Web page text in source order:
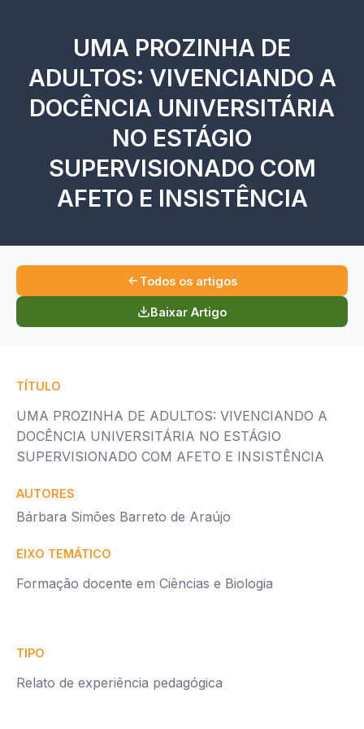
UMA PROZINHA DE
ADULTOS: VIVENCIANDO A
DOCÊNCIA UNIVERSITÁRIA
NO ESTÁGIO
SUPERVISIONADO COM
AFETO E INSISTÊNCIA
Todos os artigos
Baixar Artigo
TÍTULO
UMA PROZINHA DE ADULTOS: VIVENCIANDO A
DOCÊNCIA UNIVERSITÁRIA NO ESTÁGIO
SUPERVISIONADO COM AFETO E INSISTÊNCIA
AUTORES
Bárbara Simões Barreto de Araújo
EIXO TEMÁTICO
Formação docente em Ciências e Biologia
TIPO
Relato de experiência pedagógica